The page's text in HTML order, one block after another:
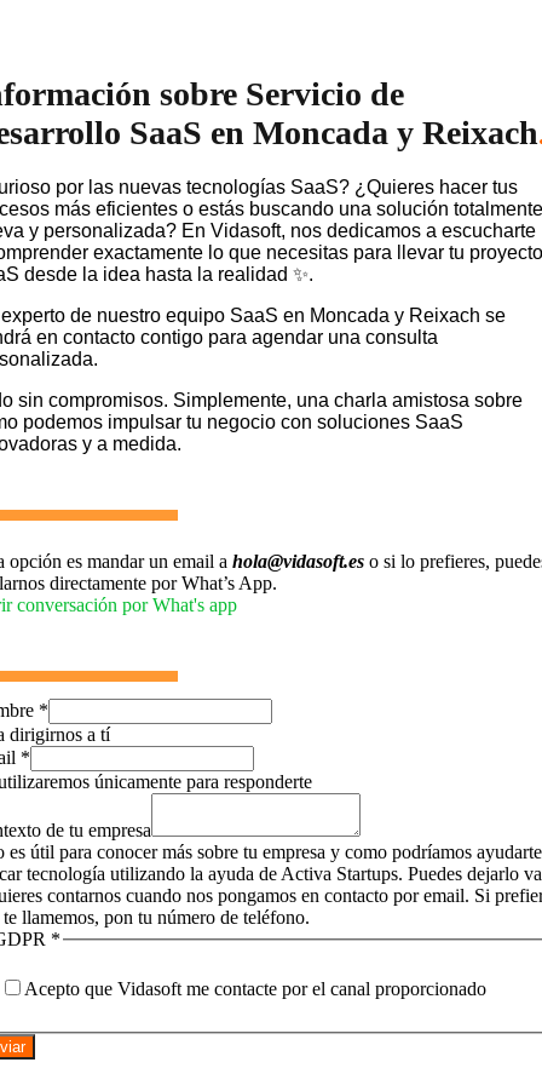
sobre Servicio de
SaaS en Moncada y Reixach
por las nuevas tecnologías SaaS? ¿Quieres hacer tus
más eficientes o estás buscando una solución totalmente
y personalizada? En Vidasoft, nos dedicamos a escucharte
exactamente lo que necesitas para llevar tu proyecto
desde la idea hasta la realidad ✨.
de nuestro equipo SaaS en Moncada y Reixach se
en contacto contigo para agendar una consulta
sin compromisos. Simplemente, una charla amistosa sobre
podemos impulsar tu negocio con soluciones SaaS
y a medida.
opción es mandar un email a hola@vidasoft.es o si lo prefieres,
directamente por What’s App.
conversación por What's app
*
dirigirnos a tí
*
únicamente para responderte
de tu empresa
es útil para conocer más sobre tu empresa y como podríamos
tecnología utilizando la ayuda de Activa Startups. Puedes dejarlo
contarnos cuando nos pongamos en contacto por email. Si
te llamemos, pon tu número de teléfono.
*
Acepto que Vidasoft me contacte por el canal proporcionado